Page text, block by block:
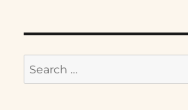
Search
for: